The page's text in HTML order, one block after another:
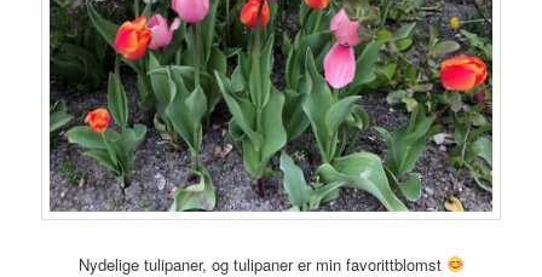
Nydelige tulipaner, og tulipaner er min favorittblomst